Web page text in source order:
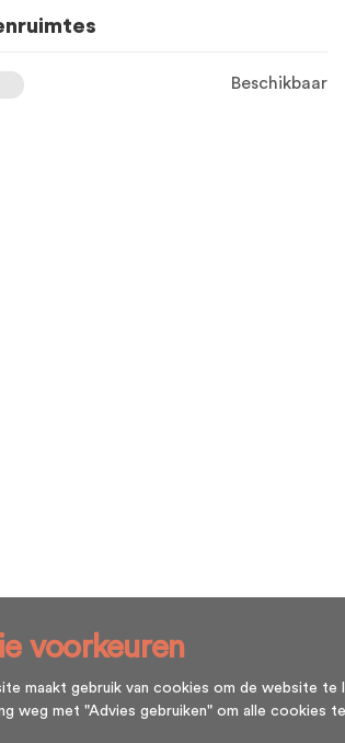
Beschikbaar
voorkeuren
maakt gebruik van cookies om de website
weg met "Advies gebruiken" om alle cookies